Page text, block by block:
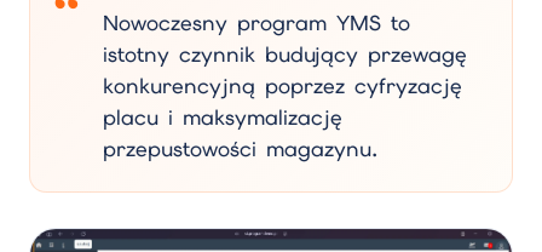
Nowoczesny program YMS to
istotny czynnik budujący przewagę
konkurencyjną poprzez cyfryzację
placu i maksymalizację
przepustowości magazynu.